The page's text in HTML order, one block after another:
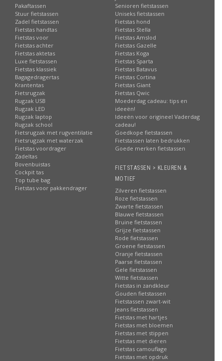
Pakaftassen
Stuur fietstassen
Zadel fietstassen
Fietstas handtas
Fietstas voor
Fietstas achter
Fietstas aktetas
Luxe fietstassen
Fietstas klassiek
Bagagedragertas
Krantentas
Fietsrugzak
Rugzak USB
Rugzak LED
Rugzak laptop
Rugzak school
Fietsrugzak met rugventilatie
Fietsrugzak met waterzak
Fietstas voordrager
Zadeltas
Bovenbuistas
Cockpit tas
Top tube bag
Fietstas voor pakkendrager
Senioren fietstassen
Uniseks fietstassen
Fietstas hond
Fietstas Stella
Fietstas Amslod
Fietstas Gazelle
Fietstas Koga
Fietstas Sparta
Fietstas Batavus
Fietstas Cortina
Fietstas Giant
Fietstas Qwic
Moederdag cadeau: tips en
ideeën!
Ideeën voor origineel Vaderdag
cadeau!
Goedkope fietstassen
Fietstassen laten bedrukken
Goede merken fietstassen
FIETSTASSEN > KLEUREN &
MOTIEF
Zilveren fietstassen
Roze fietstassen
Zwarte fietstassen
Blauwe fietstassen
Bruine fietstassen
Grijze fietstassen
Rode fietstassen
Groene fietstassen
Oranje fietstassen
Paarse fietstassen
Gele fietstassen
Witte fietstassen
Fietstas in zandkleur
Gouden fietstassen
Fietstassen zwart-wit
Jeans fietstassen
Fietstas met hartjes
Fietstas met bloemen
Fietstas met stippen
Fietstas met dieren
Fietstas camouflage
Fietstas met opdruk